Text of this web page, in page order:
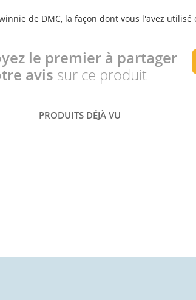
de DMC, la façon dont vous l'avez
le premier à partager
avis sur ce produit
PRODUITS DÉJÀ VU